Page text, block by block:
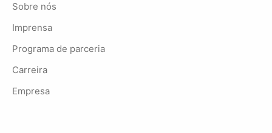
Sobre nós
Imprensa
Programa de parceria
Carreira
Empresa